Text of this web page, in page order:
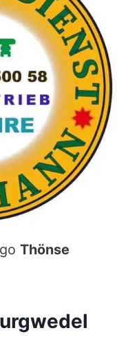
Thönse